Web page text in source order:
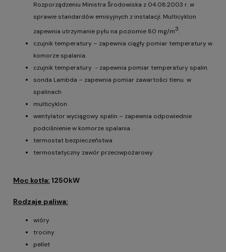
Rozporządzeniu Ministra Środowiska z 04.08.2003 r. w
sprawie standardów emisyjnych z instalacji. Multicyklon
zapewnia utrzymanie pyłu na poziomie 80 mg/m3.
czujnik temperatury – zapewnia ciągły pomiar temperatury w
komorze spalania.
czujnik temperatury - zapewnia pomiar temperatury spalin.
sonda Lambda – zapewnia pomiar zawartości tlenu w
spalinach
multicyklon
wentylator wyciągowy spalin – zapewnia odpowiednie
podciśnienie w komorze spalania.
termostat bezpieczeństwa
termostatyczny zawór przeciwpożarowy
Moc kotła: 1250kW
Rodzaje paliwa:
wióry
trociny
pellet